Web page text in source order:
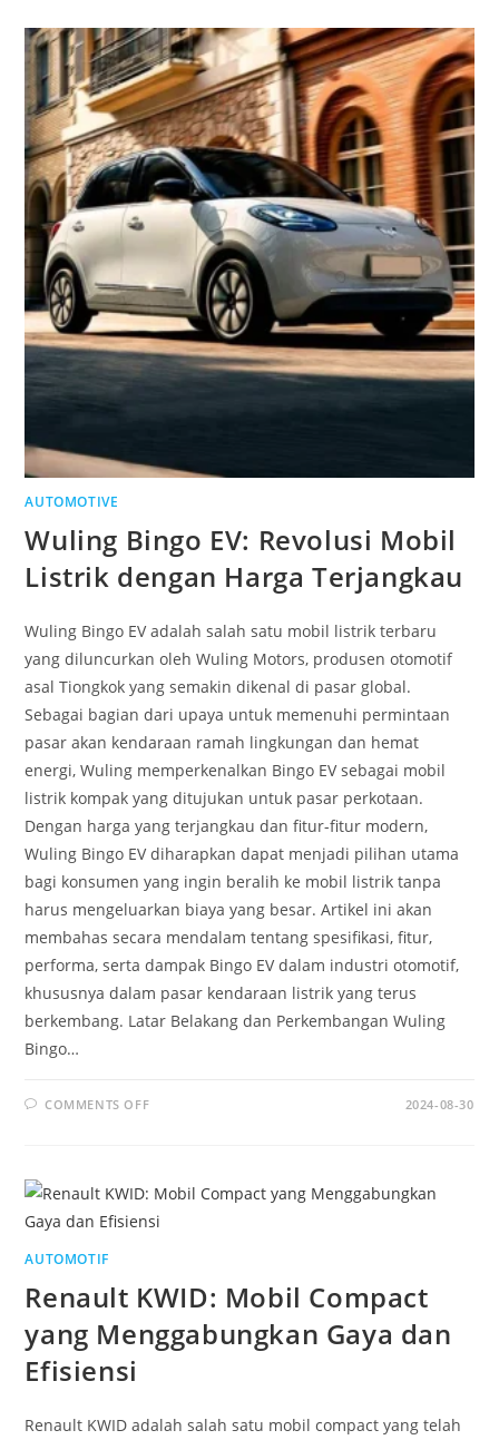
DAN
ALASAN
UNTUK
MEMILIKINYA
AUTOMOTIVE
Wuling Bingo EV: Revolusi Mobil
Listrik dengan Harga Terjangkau
Wuling Bingo EV adalah salah satu mobil listrik terbaru
yang diluncurkan oleh Wuling Motors, produsen otomotif
asal Tiongkok yang semakin dikenal di pasar global.
Sebagai bagian dari upaya untuk memenuhi permintaan
pasar akan kendaraan ramah lingkungan dan hemat
energi, Wuling memperkenalkan Bingo EV sebagai mobil
listrik kompak yang ditujukan untuk pasar perkotaan.
Dengan harga yang terjangkau dan fitur-fitur modern,
Wuling Bingo EV diharapkan dapat menjadi pilihan utama
bagi konsumen yang ingin beralih ke mobil listrik tanpa
harus mengeluarkan biaya yang besar. Artikel ini akan
membahas secara mendalam tentang spesifikasi, fitur,
performa, serta dampak Bingo EV dalam industri otomotif,
khususnya dalam pasar kendaraan listrik yang terus
berkembang. Latar Belakang dan Perkembangan Wuling
Bingo…
COMMENTS OFFON
LISTRIK
DENGAN
HARGA
TERJANGKAU
2024-08-30
AUTOMOTIF
Renault KWID: Mobil Compact
yang Menggabungkan Gaya dan
Efisiensi
Renault KWID adalah salah satu mobil compact yang telah